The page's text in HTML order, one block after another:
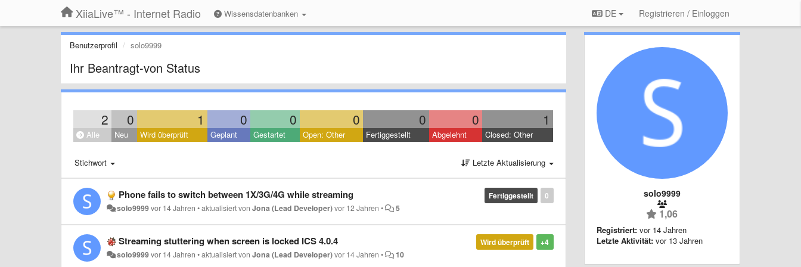
XiiaLive™ - Internet Radio Wissensdatenbanken DE Registrieren / Einloggen
Benutzerprofil solo9999
Ihr Beantragt-von Status
2 0 1 0 0 0 0 0 1
Alle Neu Wird überprüft Geplant Gestartet Open: Other Fertiggestellt Abgelehnt Closed: Other
Stichwort Letzte Aktualisierung
0
Fertiggestellt
Phone fails to switch between 1X/3G/4G while streaming
solo9999vor 14 Jahren •aktualisiert vonJona (Lead Developer)vor 12 Jahren • 5
+4
Wird überprüft
Streaming stuttering when screen is locked ICS 4.0.4
solo9999vor 14 Jahren •aktualisiert vonJona (Lead Developer)vor 14 Jahren • 10
solo9999
1,06
Registriert: vor 14 Jahren
Letzte Aktivität: vor 13 Jahren